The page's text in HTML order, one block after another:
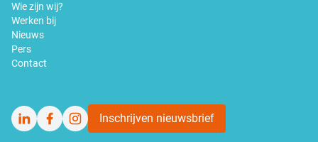
Wie zijn wij?
Werken bij
Nieuws
Pers
Contact
LinkedInFacebookInstagramInschrijven nieuwsbrief